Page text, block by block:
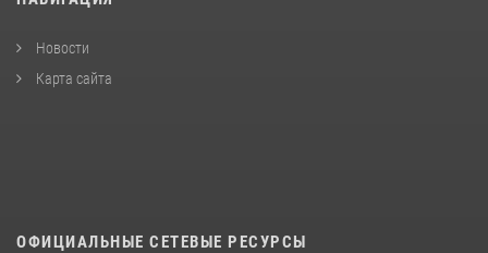
Новости
Карта сайта
ОФИЦИАЛЬНЫЕ СЕТЕВЫЕ РЕСУРСЫ